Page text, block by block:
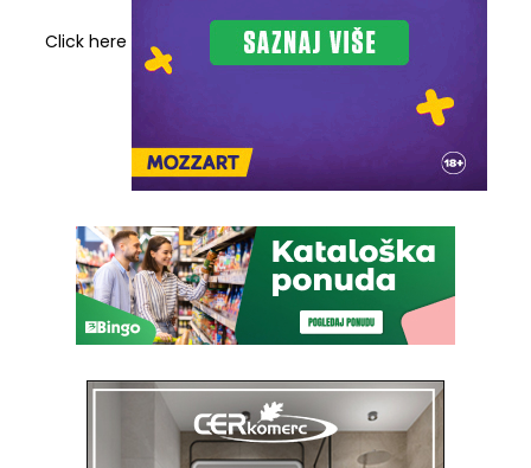
Click here